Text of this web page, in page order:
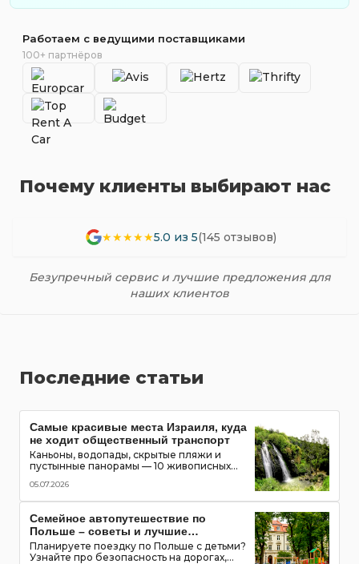
Работаем с ведущими поставщиками
100+ партнёров
Почему клиенты выбирают нас
★★★★★5.0 из 5(145 отзывов)
Безупречный сервис и лучшие предложения для
наших клиентов
Последние статьи
Самые красивые места Израиля, куда
не ходит общественный транспорт
Каньоны, водопады, скрытые пляжи и
пустынные панорамы — 10 живописных
только на автомобиле
05.07.2026
Семейное автопутешествие по
Польше – советы и лучшие
маршруты с детьми
Планируете поездку по Польше с детьми?
Узнайте про безопасность на дорогах,